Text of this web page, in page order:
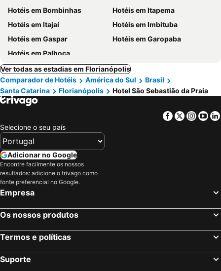
Hotéis em Bombinhas
Hotéis em Itapema
Hotéis em Itajaí
Hotéis em Imbituba
Hotéis em Gaspar
Hotéis em Garopaba
Hotéis em Palhoça
Ver todas as estadias em Florianópolis
Comparador de Hotéis
América do Sul
Brasil
Santa Catarina
Florianópolis Hotel São Sebastião da Praia
Facebook
Twitter
Selecione o seu país
Adicionar no Google
Encontre facilmente os nossos
resultados: adicione o trivago como
fonte preferencial no Google.
Empresa
Os nossos produtos
Termos e políticas
Suporte